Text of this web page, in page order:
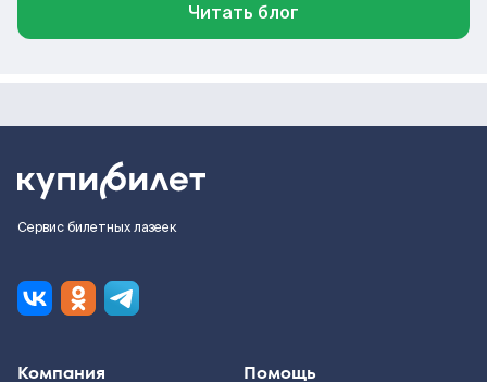
Читать блог
Сервис билетных лазеек
Компания Помощь